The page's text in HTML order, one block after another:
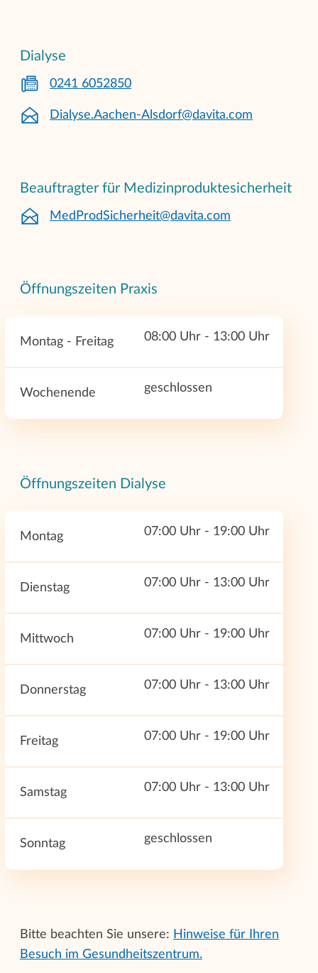
Öffnungszeiten Praxis
Montag - Freitag 08:00 Uhr - 13:00 Uhr
Wochenende geschlossen
Öffnungszeiten Dialyse
Montag 07:00 Uhr - 19:00 Uhr
Dienstag 07:00 Uhr - 13:00 Uhr
Mittwoch 07:00 Uhr - 19:00 Uhr
Donnerstag 07:00 Uhr - 13:00 Uhr
Freitag 07:00 Uhr - 19:00 Uhr
Samstag 07:00 Uhr - 13:00 Uhr
Sonntag geschlossen
Dialyse
0241 6052850
Dialyse.Aachen-Alsdorf@davita.com
Beauftragter für Medizinproduktesicherheit
MedProdSicherheit@davita.com
Bitte beachten Sie unsere: Hinweise für Ihren
Besuch im Gesundheitszentrum.